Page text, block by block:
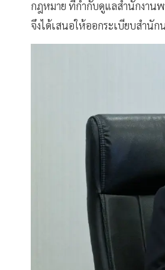
กฎหมาย ที่กำกับดูแลสำนักงาน
จึงได้เสนอให้ออกระเบียบสำนัก